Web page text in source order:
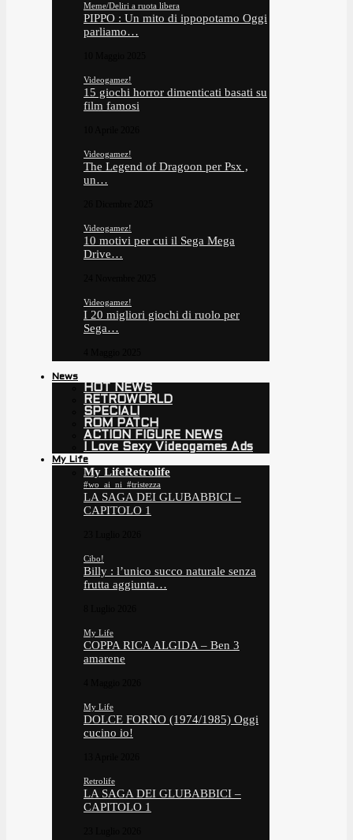
Meme/Deliri a ruota libera
PIPPO : Un mito di ippopotamo Oggi
parliamo…
Videogamez!
15 giochi horror dimenticati basati su
film famosi
Videogamez!
The Legend of Dragoon per Psx ,
un…
Videogamez!
10 motivi per cui il Sega Mega
Drive…
Videogamez!
I 20 migliori giochi di ruolo per
Sega…
News
HOT NEWS
RETROWORLD
SPECIALI
ROM PATCH
ACTION FIGURE NEWS
I Love Sexy Videogames Ads
My Life
My LifeRetrolife
#wo_ai_ni_#tristezza
LA SAGA DEI GLUBABBICI –
CAPITOLO 1
Cibo!
Billy : l’unico succo naturale senza
frutta aggiunta…
My Life
COPPA RICA ALGIDA – Ben 3
amarene
My Life
DOLCE FORNO (1974/1985) Oggi
cucino io!
Retrolife
LA SAGA DEI GLUBABBICI –
CAPITOLO 1